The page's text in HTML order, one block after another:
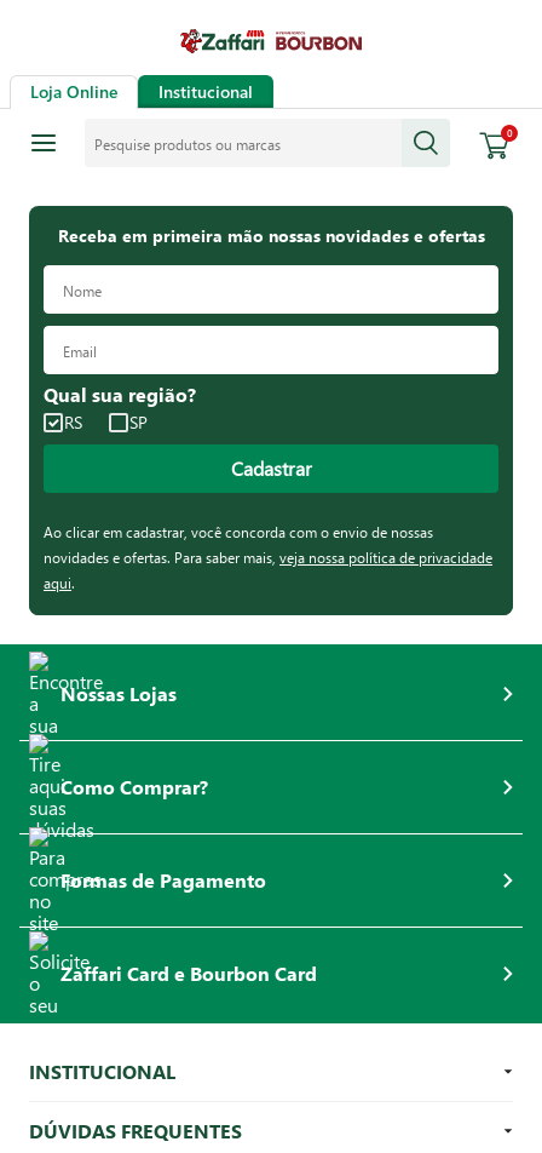
Loja Online Institucional
0
Receba em primeira mão nossas novidades e ofertas
Qual sua região?
RS SP
Cadastrar
Ao clicar em cadastrar, você concorda com o envio de nossas
novidades e ofertas. Para saber mais, veja nossa política de privacidade
aqui.
Nossas Lojas
Como Comprar?
Formas de Pagamento
Zaffari Card e Bourbon Card
INSTITUCIONAL
DÚVIDAS FREQUENTES